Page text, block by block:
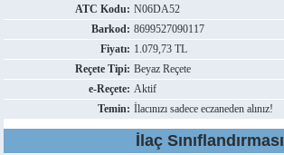
ATC Kodu: N06DA52
Barkod: 8699527090117
Fiyatı: 1.079,73 TL
Reçete Tipi: Beyaz Reçete
e-Reçete: Aktif
Temin: İlacınızı sadece eczaneden alınız!
İlaç Sınıflandırması